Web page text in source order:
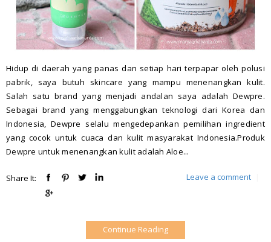
Hidup di daerah yang panas dan setiap hari terpapar oleh polusi
pabrik, saya butuh skincare yang mampu menenangkan kulit.
Salah satu brand yang menjadi andalan saya adalah Dewpre.
Sebagai brand yang menggabungkan teknologi dari Korea dan
Indonesia, Dewpre selalu mengedepankan pemilihan ingredient
yang cocok untuk cuaca dan kulit masyarakat Indonesia.Produk
Dewpre untuk menenangkan kulit adalah Aloe...
Share It: Leave a comment
Continue Reading